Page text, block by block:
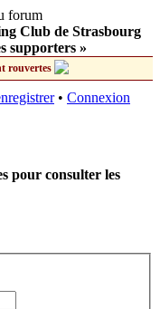
Club de Strasbourg
supporters »
rouvertes
• Connexion
pour consulter les